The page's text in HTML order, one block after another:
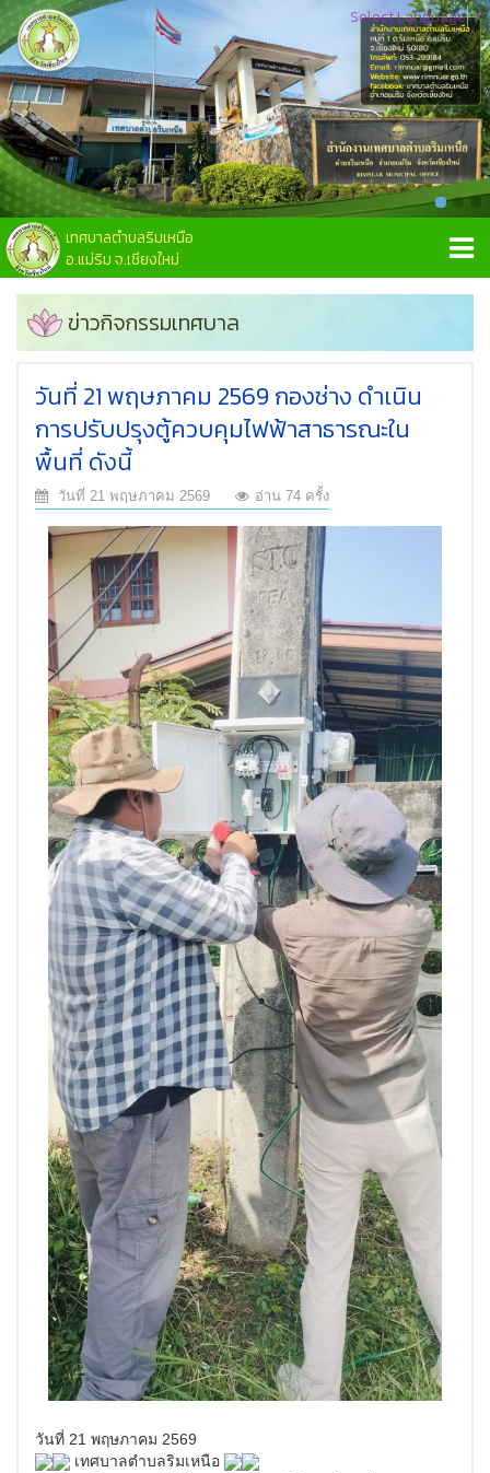
เทศบาลตำบลริมเหนือ
อ.แม่ริม จ.เชียงใหม่
Select Language▼
ข่าวกิจกรรมเทศบาล
วันที่ 21 พฤษภาคม 2569 กองช่าง ดำเนิน
การปรับปรุงตู้ควบคุมไฟฟ้าสาธารณะใน
พื้นที่ ดังนี้
วันที่ 21 พฤษภาคม 2569 อ่าน 74 ครั้ง
วันที่ 21 พฤษภาคม 2569
เทศบาลตำบลริมเหนือ